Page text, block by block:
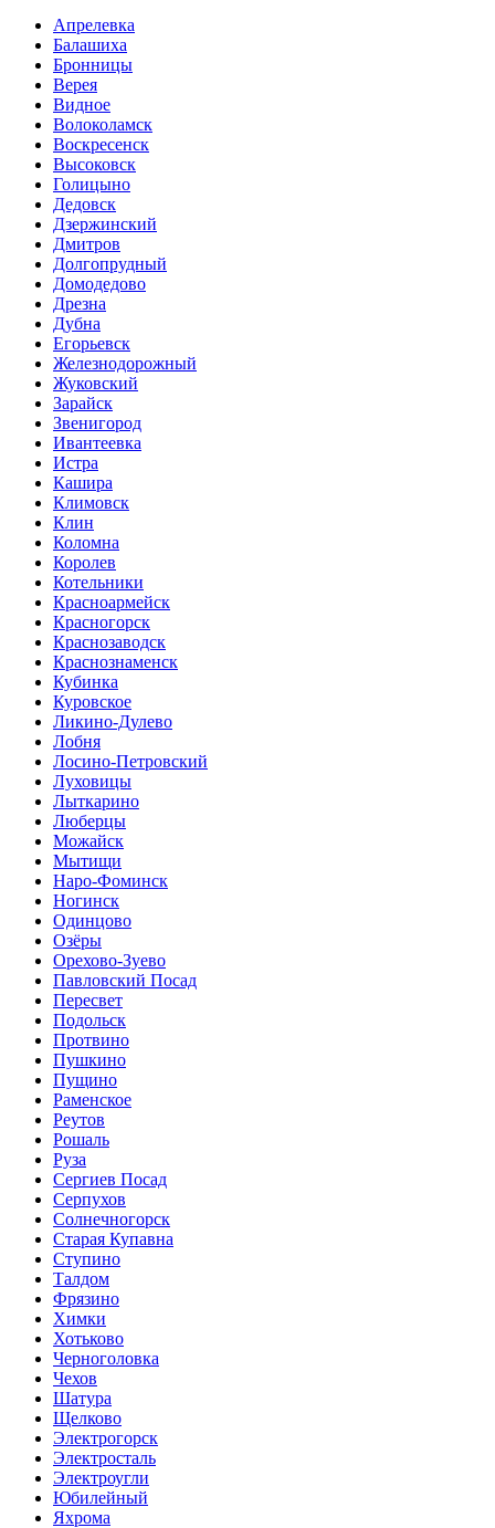
Апрелевка
Балашиха
Бронницы
Верея
Видное
Волоколамск
Воскресенск
Высоковск
Голицыно
Дедовск
Дзержинский
Дмитров
Долгопрудный
Домодедово
Дрезна
Дубна
Егорьевск
Железнодорожный
Жуковский
Зарайск
Звенигород
Ивантеевка
Истра
Кашира
Климовск
Клин
Коломна
Королев
Котельники
Красноармейск
Красногорск
Краснозаводск
Краснознаменск
Кубинка
Куровское
Ликино-Дулево
Лобня
Лосино-Петровский
Луховицы
Лыткарино
Люберцы
Можайск
Мытищи
Наро-Фоминск
Ногинск
Одинцово
Озёры
Орехово-Зуево
Павловский Посад
Пересвет
Подольск
Протвино
Пушкино
Пущино
Раменское
Реутов
Рошаль
Руза
Сергиев Посад
Серпухов
Солнечногорск
Старая Купавна
Ступино
Талдом
Фрязино
Химки
Хотьково
Черноголовка
Чехов
Шатура
Щелково
Электрогорск
Электросталь
Электроугли
Юбилейный
Яхрома